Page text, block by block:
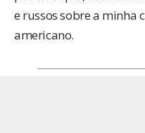
e russos sobre a minha
americano.